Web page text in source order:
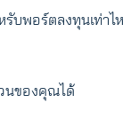
บพอร์ตลงทุนเท่าไห
นของคุณได้